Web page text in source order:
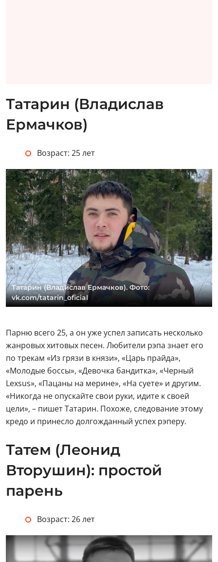
Татарин (Владислав
Ермачков)
Возраст: 25 лет
Татарин (Владислав Ермачков). Фото:
vk.com/tatarin_oficial
Парню всего 25, а он уже успел записать несколько
жанровых хитовых песен. Любители рэпа знает его
по трекам «Из грязи в князи», «Царь прайда»,
«Молодые боссы», «Девочка бандитка», «Черный
Lexsus», «Пацаны на мерине», «На суете» и другим.
«Никогда не опускайте свои руки, идите к своей
цели», – пишет Татарин. Похоже, следование этому
кредо и принесло долгожданный успех рэперу.
Татем (Леонид
Вторушин): простой
парень
Возраст: 26 лет